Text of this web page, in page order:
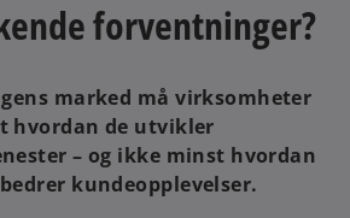
forventninger?
marked må virksomheter
hvordan de utvikler
– og ikke minst hvordan
kundeopplevelser.